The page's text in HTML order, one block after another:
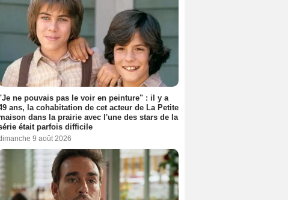
ne pouvais pas le voir en peinture" : il y a
ans, la cohabitation de cet acteur de La Petite
dans la prairie avec l'une des stars de la
était parfois difficile
9 août 2026